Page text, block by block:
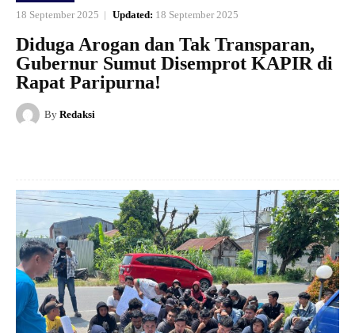
18 September 2025 Updated: 18 September 2025
Diduga Arogan dan Tak Transparan,
Gubernur Sumut Disemprot KAPIR di
Rapat Paripurna!
By Redaksi